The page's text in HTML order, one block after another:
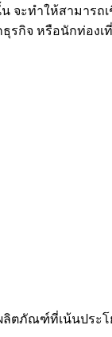
ะทำให้สามารถ
กิจ หรือนักท่อง
ตภัณฑ์ที่เน้นประ